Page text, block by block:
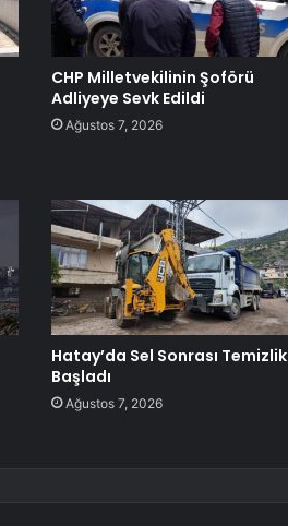
CHP Milletvekilinin Şoförü
Adliyeye Sevk Edildi
Ağustos 7, 2026
Hatay’da Sel Sonrası Temizlik
Başladı
Ağustos 7, 2026